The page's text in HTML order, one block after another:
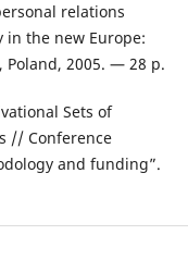
relations
in the new Europe:
2005. — 28 p.
Sets of
// Conference
and funding”.